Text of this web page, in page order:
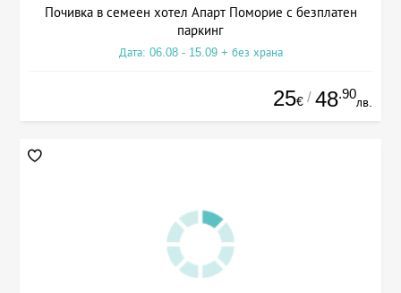
Почивка в семеен хотел Апарт Поморие с безплатен
паркинг
Дата: 06.08 - 15.09 + без храна
25€ / 48.90
лв.